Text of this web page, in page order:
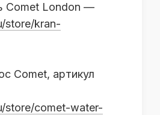
Comet London —
store/kran-
Comet, артикул
store/comet-water-